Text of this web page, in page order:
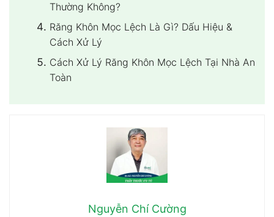
Thường Không?
Răng Khôn Mọc Lệch Là Gì? Dấu Hiệu &
Cách Xử Lý
Cách Xử Lý Răng Khôn Mọc Lệch Tại Nhà An
Toàn
Nguyễn Chí Cường